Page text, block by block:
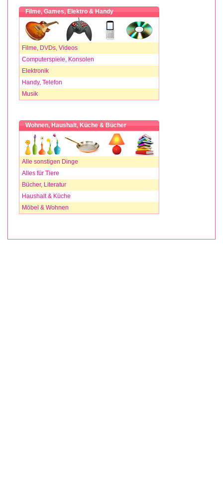
Filme, Games, Elektro & Handy
Filme, DVDs, Videos
Computerspiele, Konsolen
Elektronik
Handy, Telefon
Musik
Wohnen, Haushalt, Küche & Bücher
Alle sonstigen Dinge
Alles für Tiere
Bücher, Literatur
Haushalt & Küche
Möbel & Wohnen